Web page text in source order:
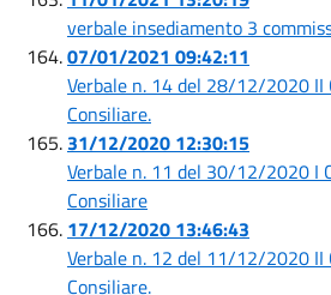
verbale insediamento 3
07/01/2021 09:42:11
Verbale n. 14 del 28/12/2020 II
Consiliare.
31/12/2020 12:30:15
Verbale n. 11 del 30/12/2020 I
Consiliare
17/12/2020 13:46:43
Verbale n. 12 del 11/12/2020 II
Consiliare.